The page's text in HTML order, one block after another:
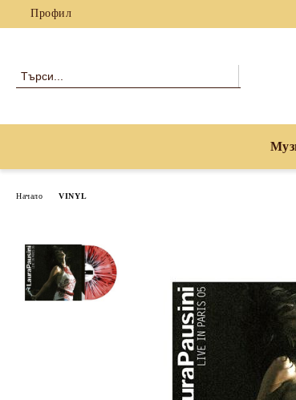
Профил
Начало VINYL